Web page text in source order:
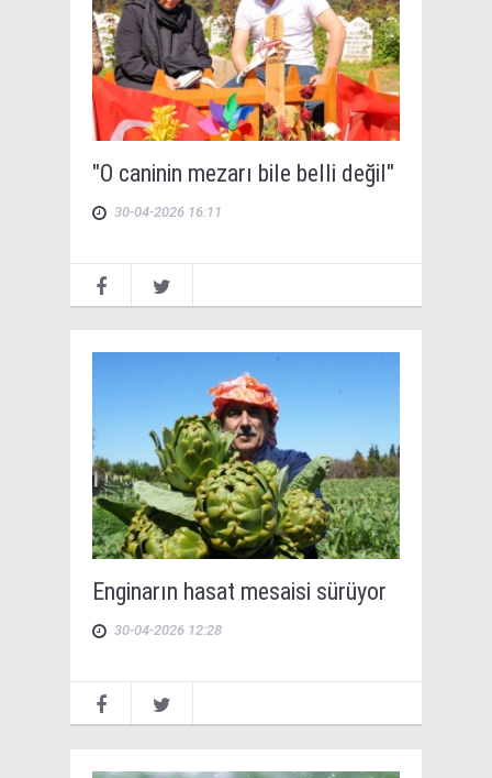
"O caninin mezarı bile belli değil"
30-04-2026 16:11
Enginarın hasat mesaisi sürüyor
30-04-2026 12:28